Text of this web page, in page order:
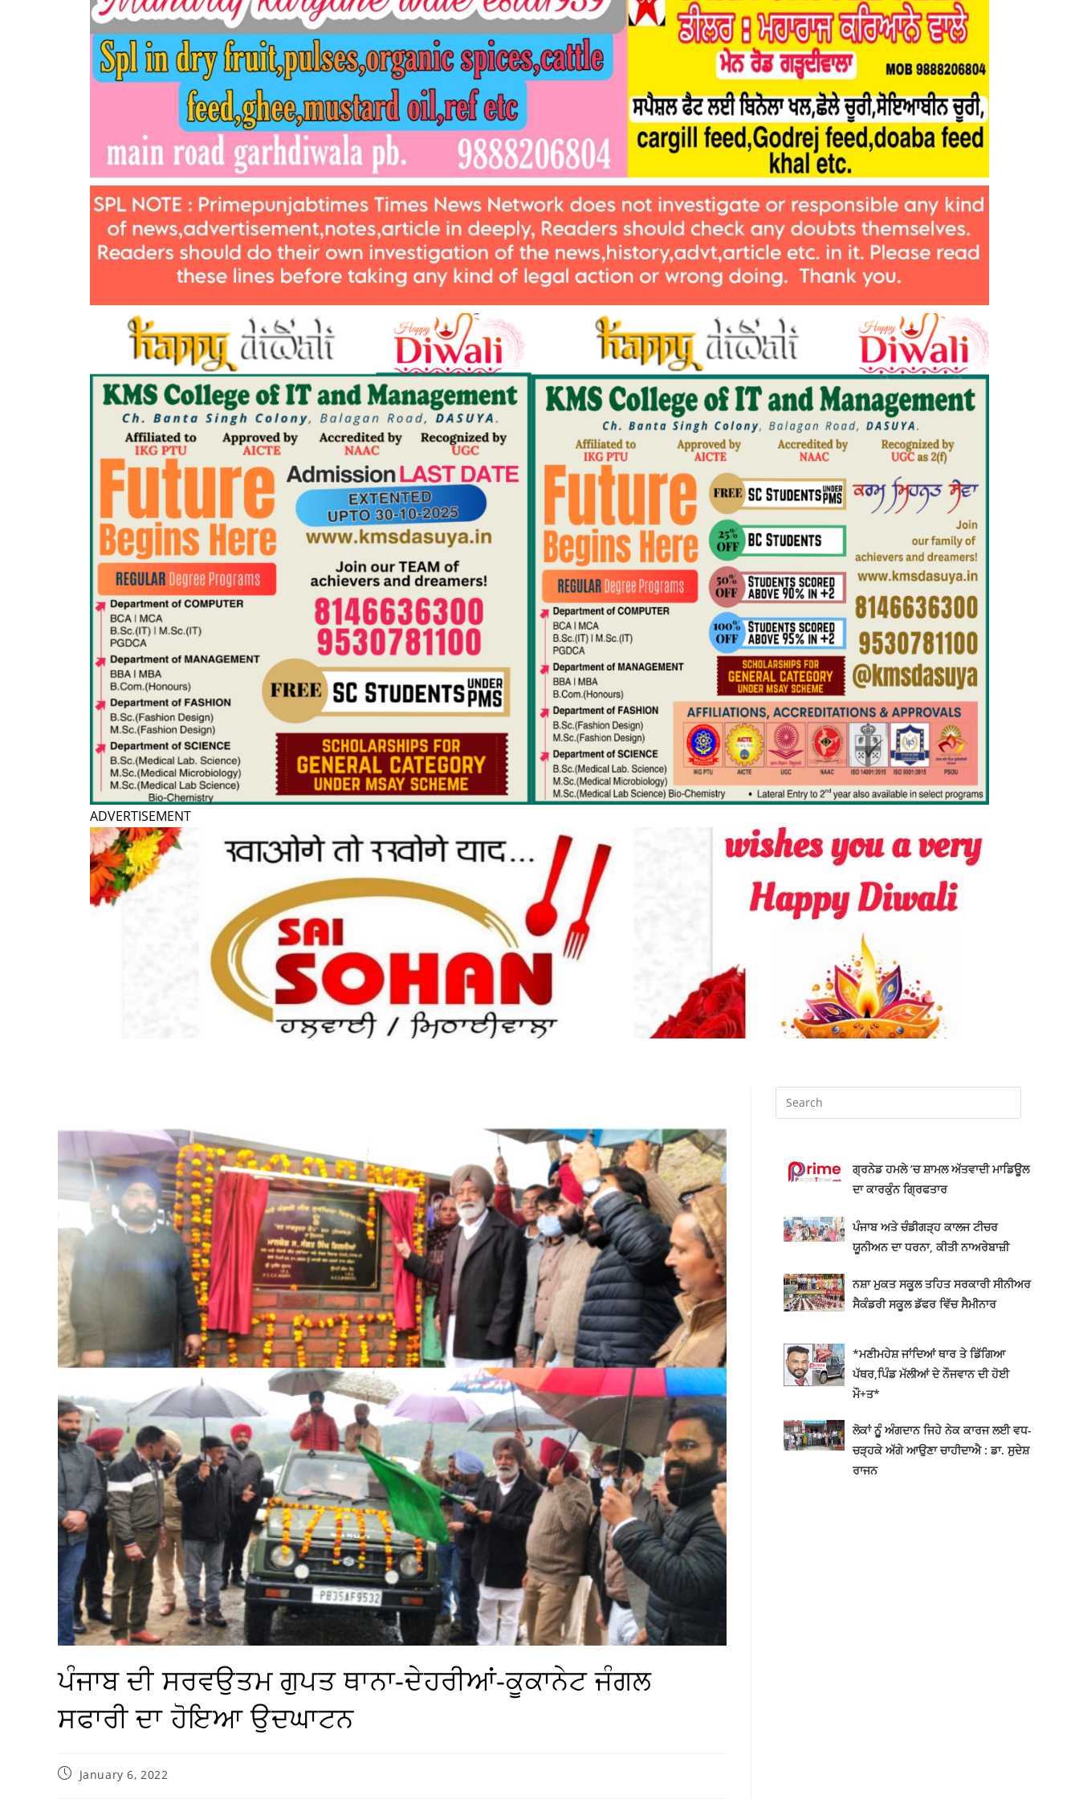
ADVERTISEMENT
ਪੰਜਾਬ ਦੀ ਸਰਵਉਤਮ ਗੁਪਤ ਥਾਨਾ-ਦੇਹਰੀਆਂ-ਕੂਕਾਨੇਟ ਜੰਗਲ
ਸਫਾਰੀ ਦਾ ਹੋਇਆ ਉਦਘਾਟਨ
January 6, 2022
ਗ੍ਰਨੇਡ ਹਮਲੇ ’ਚ ਸ਼ਾਮਲ ਅੱਤਵਾਦੀ ਮਾਡਿਊਲ
ਦਾ ਕਾਰਕੁੰਨ ਗ੍ਰਿਫਤਾਰ
ਪੰਜਾਬ ਅਤੇ ਚੰਡੀਗੜ੍ਹ ਕਾਲਜ ਟੀਚਰ
ਯੂਨੀਅਨ ਦਾ ਧਰਨਾ, ਕੀਤੀ ਨਾਅਰੇਬਾਜ਼ੀ
ਨਸ਼ਾ ਮੁਕਤ ਸਕੂਲ ਤਹਿਤ ਸਰਕਾਰੀ ਸੀਨੀਅਰ
ਸੈਕੰਡਰੀ ਸਕੂਲ ਡੱਫਰ ਵਿੱਚ ਸੈਮੀਨਾਰ
*ਮਣੀਮਹੇਸ਼ ਜਾਂਦਿਆਂ ਥਾਰ ਤੇ ਡਿੱਗਿਆ
ਪੱਥਰ,ਪਿੰਡ ਮੱਲੀਆਂ ਦੇ ਨੌਜਵਾਨ ਦੀ ਹੋਈ
ਮੌ+ਤ*
ਲੋਕਾਂ ਨੂੂੰ ਅੰਗਦਾਨ ਜਿਹੇ ਨੇਕ ਕਾਰਜ ਲਈ ਵਧ-
ਚੜ੍ਹਕੇ ਅੱਗੇ ਆਉਣਾ ਚਾਹੀਦਾਐ : ਡਾ. ਸੁਦੇਸ਼
ਰਾਜਨ